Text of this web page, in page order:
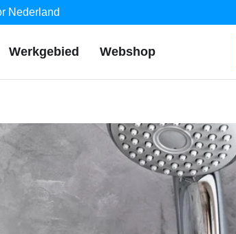
Nederland
Werkgebied Webshop